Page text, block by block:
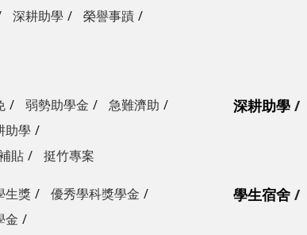
深耕助學
榮譽事蹟
弱勢助學金
急難濟助
助學
貼
挺竹專案
深耕助學
生獎
優秀學科獎學金
金
學生宿舍